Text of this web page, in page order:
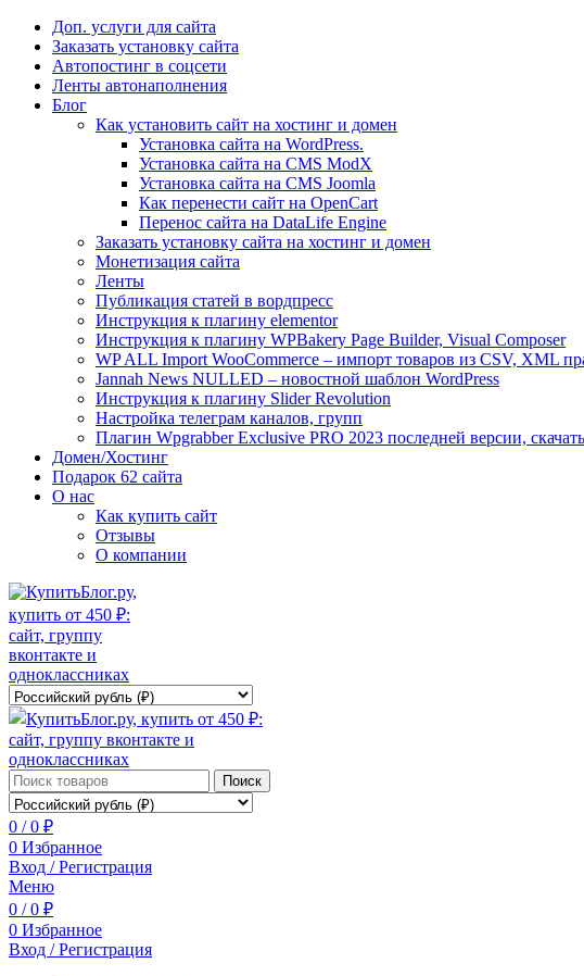
Доп. услуги для сайта
Заказать установку сайта
Автопостинг в соцсети
Ленты автонаполнения
Блог
Как установить сайт на хостинг и домен
Установка сайта на WordPress.
Установка сайта на CMS ModX
Установка сайта на CMS Joomla
Как перенести сайт на OpenCart
Перенос сайта на DataLife Engine
Заказать установку сайта на хостинг и домен
Монетизация сайта
Ленты
Публикация статей в вордпресс
Инструкция к плагину elementor
Инструкция к плагину WPBakery Page Builder, Visual Composer
WP ALL Import WooCommerce – импорт товаров из CSV, XML
Jannah News NULLED – новостной шаблон WordPress
Инструкция к плагину Slider Revolution
Настройка телеграм каналов, групп
Плагин Wpgrabber Exclusive PRO 2023 последней версии,
Домен/Хостинг
Подарок 62 сайта
О нас
Как купить сайт
Отзывы
О компании
Поиск
0 / 0 ₽
0 Избранное
Вход / Регистрация
Меню
0 / 0 ₽
0 Избранное
Вход / Регистрация